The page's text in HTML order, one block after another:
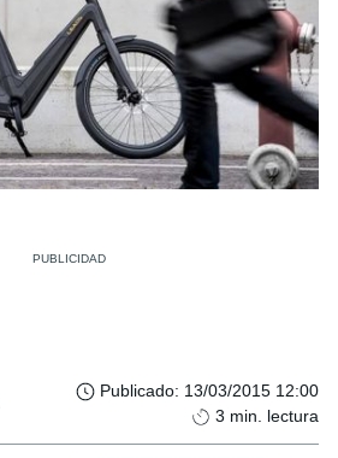
Publicado: 13/03/2015 12:00
3 min. lectura